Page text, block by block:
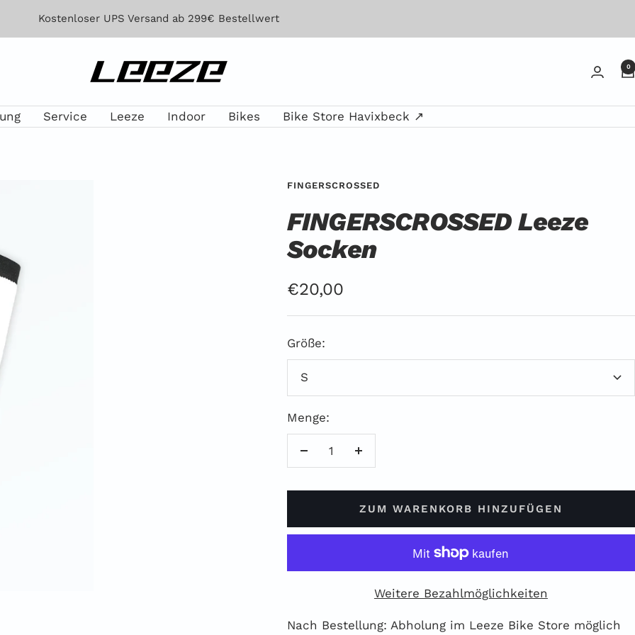
Kostenloser UPS Versand ab 299€ Bestellwert
Leeze 0
Service Leeze Indoor Bikes Bike Store Havixbeck ↗
FINGERSCROSSED
FINGERSCROSSED Leeze
Socken
Angebotspreis
€20,00
Größe:
S
Menge:
Menge
ZUM WARENKORB HINZUFÜGEN
Weitere Bezahlmöglichkeiten
Nach Bestellung: Abholung im Leeze Bike Store möglich